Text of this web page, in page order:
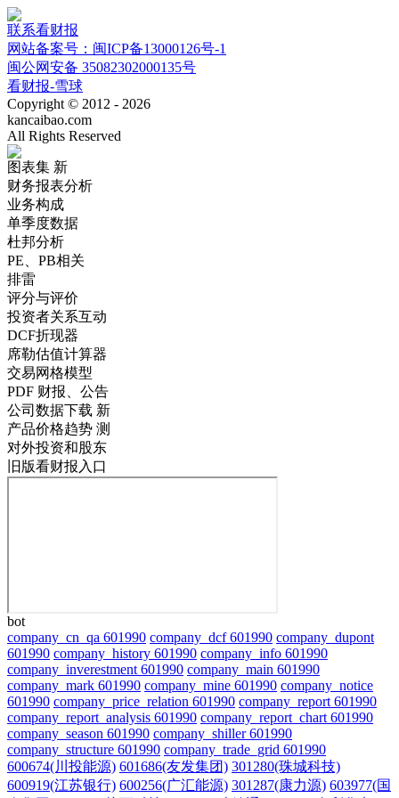
联系看财报
网站备案号：闽ICP备13000126号-1
闽公网安备 35082302000135号
看财报-雪球
Copyright © 2012 - 2026
kancaibao.com
All Rights Reserved
图表集 新
财务报表分析
业务构成
单季度数据
杜邦分析
PE、PB相关
排雷
评分与评价
投资者关系互动
DCF折现器
席勒估值计算器
交易网格模型
PDF 财报、公告
公司数据下载 新
产品价格趋势 测
对外投资和股东
旧版看财报入口
bot
company_cn_qa 601990 company_dcf 601990 company_dupont
601990 company_history 601990 company_info 601990
company_inverestment 601990 company_main 601990
company_mark 601990 company_mine 601990 company_notice
601990 company_price_relation 601990 company_report 601990
company_report_analysis 601990 company_report_chart 601990
company_season 601990 company_shiller 601990
company_structure 601990 company_trade_grid 601990
600674(川投能源) 601686(友发集团) 301280(珠城科技)
600919(江苏银行) 600256(广汇能源) 301287(康力源) 603977(国